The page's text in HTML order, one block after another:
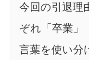
今回の引退理
ぞれ「卒業」
言葉を使い分